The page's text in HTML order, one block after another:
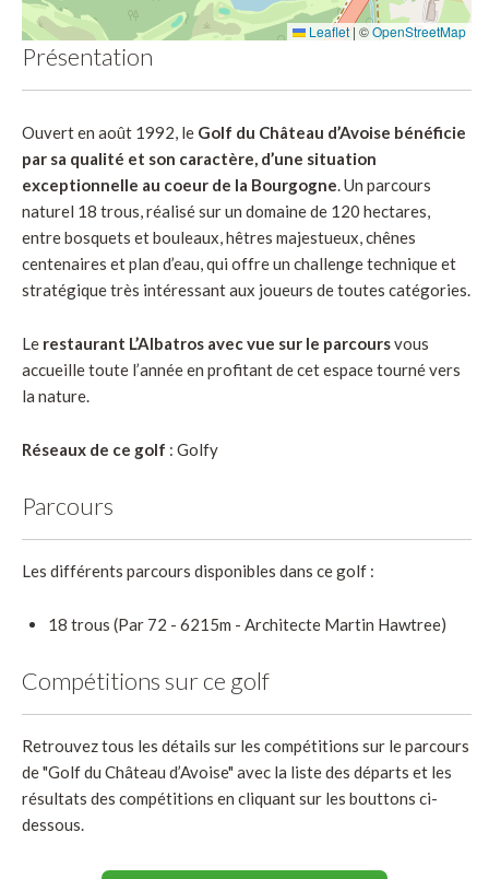
Leaflet | ©OpenStreetMap
Présentation
Ouvert en août 1992, le Golf du Château d’Avoise bénéficie
par sa qualité et son caractère, d’une situation
exceptionnelle au coeur de la Bourgogne. Un parcours
naturel 18 trous, réalisé sur un domaine de 120 hectares,
entre bosquets et bouleaux, hêtres majestueux, chênes
centenaires et plan d’eau, qui offre un challenge technique et
stratégique très intéressant aux joueurs de toutes catégories.
Le restaurant L’Albatros avec vue sur le parcoursvous
accueille toute l’année en profitant de cet espace tourné vers
la nature.
Réseaux de ce golf : Golfy
Parcours
Les différents parcours disponibles dans ce golf :
18 trous (Par 72 - 6215m - Architecte Martin Hawtree)
Compétitions sur ce golf
Retrouvez tous les détails sur les compétitions sur le parcours
de "Golf du Château d’Avoise" avec la liste des départs et les
résultats des compétitions en cliquant sur les bouttons ci-
dessous.